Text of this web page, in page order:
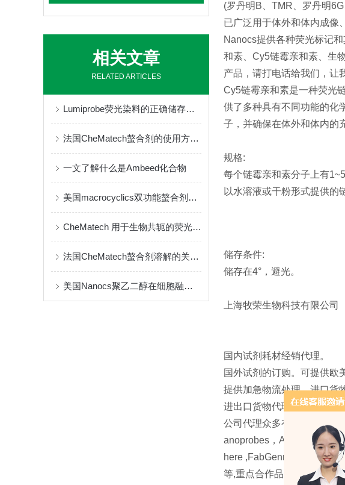
相关文章
RELATED ARTICLES
Lumiprobe荧光染料的正确储存与保管
法国CheMatech螯合剂的使用方法很简单
一文了解什么是Ambeed化合物
美国macrocyclics双功能螯合剂的包装、贮存和使用事项
CheMatech 用于生物共轭的荧光染料简介
法国CheMatech螯合剂溶解的关键注意事项
美国Nanocs聚乙二醇在细胞融合中的优点
(罗丹明B、TMR、罗丹明
已广泛用于体外和体内成像
Nanocs提供各种荧光标记
和素、Cy5链霉亲和素、生
产品，请打电话给我们，让
Cy5链霉亲和素是一种荧光
供了多种具有不同功能的化
子，并确保在体外和体内的
规格:
每个链霉亲和素分子上有
以水溶液或干粉形式提供的
储存条件:
储存在4°，避光。
上海牧荣生物科技有限公司
国内试剂耗材经销代理。
国外试剂的订购。可提供欧
提供加急物流处理，进口货
进出口货物代理服务。
公司代理众多有名生命科学
anoprobes，Ancell，
here ,FabGennix
等,重点合作品牌 Lee